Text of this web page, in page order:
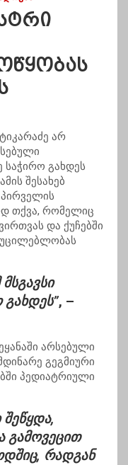
არ
საჭირო გახდეს
შესახებ
თქვა, რომელიც
და ქუჩებში
გახდეს”, –
არსებული
გეგმიური
პედიატრიული
გამოვეცით
რადგან